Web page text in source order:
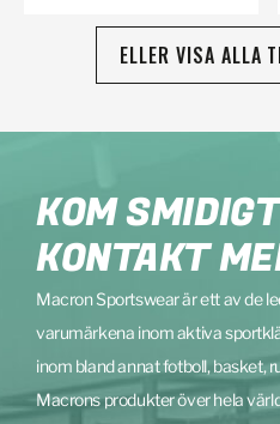
ELLER VISA ALLA
KOM
KONTAKT
Macron Sportswear är ett av de
varumärkena inom aktiva
inom bland annat fotboll, basket,
Macrons produkter över hela